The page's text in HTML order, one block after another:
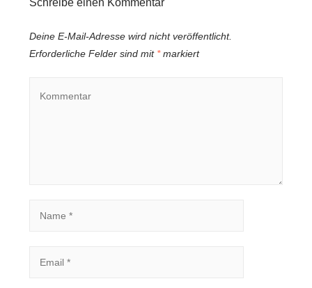
Schreibe einen Kommentar
Deine E-Mail-Adresse wird nicht veröffentlicht.
Erforderliche Felder sind mit *markiert